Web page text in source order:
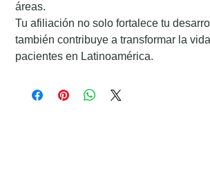
áreas.
Tu afiliación no solo fortalece tu
también contribuye a transformar la
pacientes en Latinoamérica.